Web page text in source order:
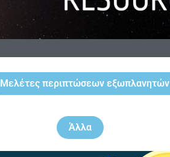
Μελέτες περιπτώσεων εξωπλανητών
Άλλα